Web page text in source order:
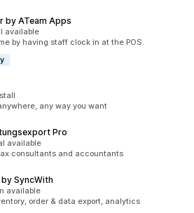
by ATeam Apps
available
by having staff clock in at the POS.
any way you want
Pro
件available
consultants and accountants
SyncWith
available
order & data export, analytics